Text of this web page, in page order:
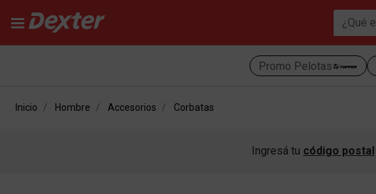
Promo Pelotas
Inicio Hombre Accesorios Corbatas
Ingresá tu código postal